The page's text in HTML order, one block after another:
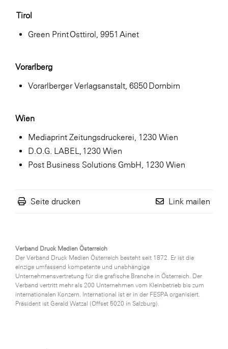
Tirol
Green Print Osttirol, 9951 Ainet
Vorarlberg
Vorarlberger Verlagsanstalt, 6850 Dornbirn
Wien
Mediaprint Zeitungsdruckerei, 1230 Wien
D.O.G. LABEL, 1230 Wien
Post Business Solutions GmbH, 1230 Wien
Seite drucken Link mailen
Verband Druck Medien Österreich
Der Verband Druck Medien Österreich besteht seit 1872. Er ist die
einzige umfassend kompetente und unabhängige
Unternehmensvertretung für die grafische Branche in Österreich. Der
Verband vertritt mehr als 200 Unternehmen vom Kleinbetrieb bis zum
internationalen Konzern. International ist er in der FESPA organisiert.
Präsident ist Gerald Watzal (Offset 5020 in Salzburg).